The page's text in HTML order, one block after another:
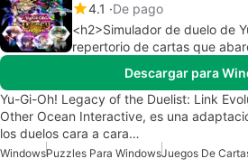
4.1
De pago
<h2>Simulador de duelo de
repertorio de cartas que
Descargar para
Yu-Gi-Oh! Legacy of the Duelist: Link
Other Ocean Interactive, es una
los duelos cara a cara…
WindowsPuzzles Para WindowsJuegos De